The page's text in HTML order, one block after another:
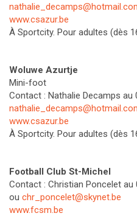
www.csazur.be
À Sportcity. Pour adultes (dès
Woluwe Azurtje
Mini-foot
Contact : Nathalie Decamps au
www.csazur.be
À Sportcity. Pour adultes (dès
Football Club St-Michel
Contact : Christian Poncelet au
ou chr_poncelet@skynet.be
www.fcsm.be